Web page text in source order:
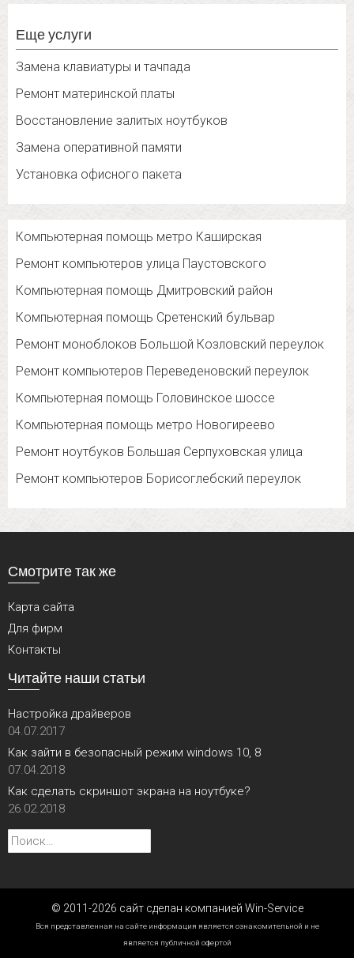
Еще услуги
Замена клавиатуры и тачпада
Ремонт материнской платы
Восстановление залитых ноутбуков
Замена оперативной памяти
Установка офисного пакета
Компьютерная помощь метро Каширская
Ремонт компьютеров улица Паустовского
Компьютерная помощь Дмитровский район
Компьютерная помощь Сретенский бульвар
Ремонт моноблоков Большой Козловский переулок
Ремонт компьютеров Переведеновский переулок
Компьютерная помощь Головинское шоссе
Компьютерная помощь метро Новогиреево
Ремонт ноутбуков Большая Серпуховская улица
Ремонт компьютеров Борисоглебский переулок
Смотрите так же
Карта сайта
Для фирм
Контакты
Читайте наши статьи
Настройка драйверов
04.07.2017
Как зайти в безопасный режим windows 10, 8
07.04.2018
Как сделать скриншот экрана на ноутбуке?
26.02.2018
Найти:
© 2011-2026 сайт сделан компанией Win-Service
Вся представленная на сайте информация является ознакомительной и не
является публичной офертой